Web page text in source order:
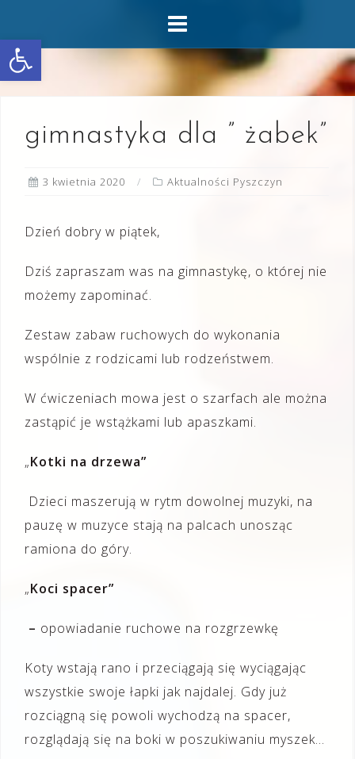
Otwórz pasek narzędzi
content
gimnastyka dla ” żabek”
3 kwietnia 2020 Aktualności Pyszczyn
Dzień dobry w piątek,
Dziś zapraszam was na gimnastykę, o której nie
możemy zapominać.
Zestaw zabaw ruchowych do wykonania
wspólnie z rodzicami lub rodzeństwem.
W ćwiczeniach mowa jest o szarfach ale można
zastąpić je wstążkami lub apaszkami.
„Kotki na drzewa”
Dzieci maszerują w rytm dowolnej muzyki, na
pauzę w muzyce stają na palcach unosząc
ramiona do góry.
„Koci spacer”
– opowiadanie ruchowe na rozgrzewkę
Koty wstają rano i przeciągają się wyciągając
wszystkie swoje łapki jak najdalej. Gdy już
rozciągną się powoli wychodzą na spacer,
rozglądają się na boki w poszukiwaniu myszek…